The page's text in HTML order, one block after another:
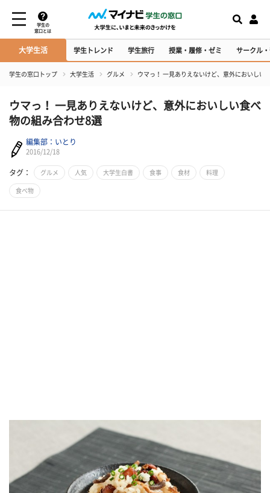
学生の
窓口とは
大学生活 学生トレンド 学生旅行 授業・履修・ゼミ サークル
学生の窓口トップ 大学生活 グルメ ウマっ！ 一見ありえないけど、意外においしい
ウマっ！ 一見ありえないけど、意外においしい食べ
物の組み合わせ8選
編集部：いとり
2016/12/18
タグ： グルメ 人気 大学生白書 食事 食材 料理
食べ物